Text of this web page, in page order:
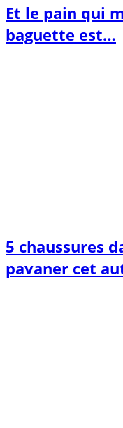
Et le pain qui
baguette est…
5 chaussures
pavaner cet